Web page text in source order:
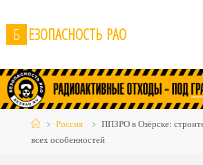
to
content
Б ЕЗОПАСНОСТЬ РАО
HomeРоссия
ППЗРО в Озёрске:
всех особенностей